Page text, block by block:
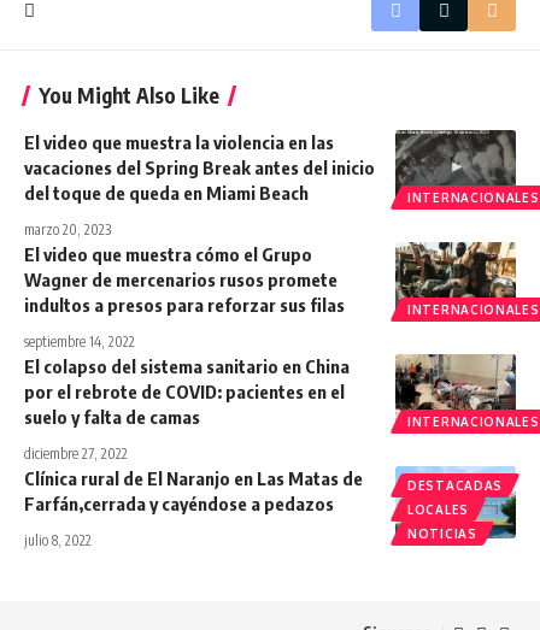
You Might Also Like
INTERNACIONALES
El video que muestra la violencia en las
vacaciones del Spring Break antes del inicio
del toque de queda en Miami Beach
marzo 20, 2023
INTERNACIONALES
El video que muestra cómo el Grupo
Wagner de mercenarios rusos promete
indultos a presos para reforzar sus filas
septiembre 14, 2022
INTERNACIONALES
El colapso del sistema sanitario en China
por el rebrote de COVID: pacientes en el
suelo y falta de camas
diciembre 27, 2022
DESTACADAS
LOCALES
NOTICIAS
Clínica rural de El Naranjo en Las Matas de
Farfán,cerrada y cayéndose a pedazos
julio 8, 2022